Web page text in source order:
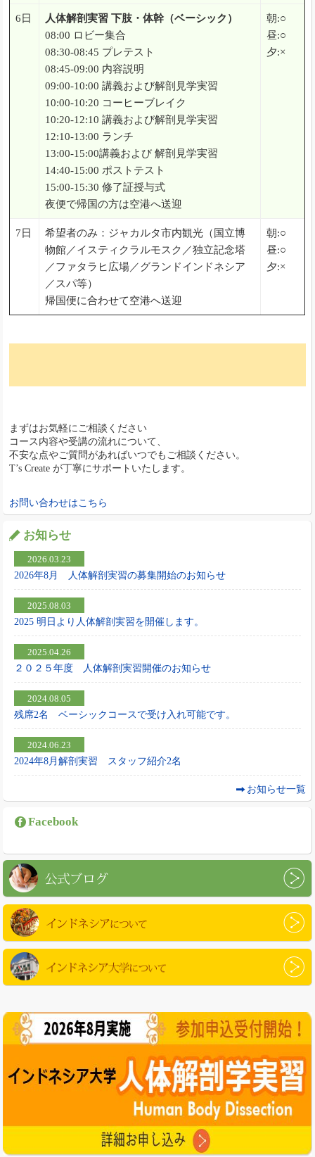
6日
人体解剖実習 下肢・体幹（ベーシック）
08:00 ロビー集合
08:30-08:45 プレテスト
08:45-09:00 内容説明
09:00-10:00 講義および解剖見学実習
10:00-10:20 コーヒーブレイク
10:20-12:10 講義および解剖見学実習
12:10-13:00 ランチ
13:00-15:00講義および 解剖見学実習
14:40-15:00 ポストテスト
15:00-15:30 修了証授与式
夜便で帰国の方は空港へ送迎
朝:○
昼:○
夕:×
7日
希望者のみ：ジャカルタ市内観光（国立博
物館／イスティクラルモスク／独立記念塔
／ファタラヒ広場／グランドインドネシア
／スパ等）
帰国便に合わせて空港へ送迎
朝:○
昼:○
夕:×
まずはお気軽にご相談ください
コース内容や受講の流れについて、
不安な点やご質問があればいつでもご相談ください。
T’s Create が丁寧にサポートいたします。
お問い合わせはこちら
お知らせ
2026.03.23
2026年8月 人体解剖実習の募集開始のお知らせ
2025.08.03
2025 明日より人体解剖実習を開催します。
2025.04.26
２０２５年度 人体解剖実習開催のお知らせ
2024.08.05
残席2名 ベーシックコースで受け入れ可能です。
2024.06.23
2024年8月解剖実習 スタッフ紹介2名
お知らせ一覧
Facebook
公式ブログ
インドネシアについて
インドネシア大学について